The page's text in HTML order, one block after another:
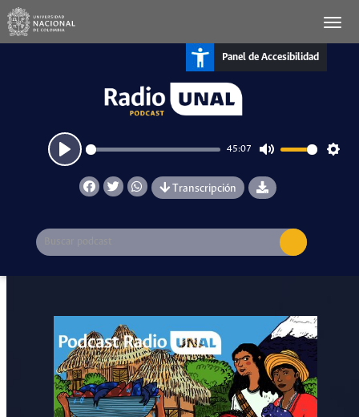
Panel de Accesibilidad
Play
45:07
Transcripción